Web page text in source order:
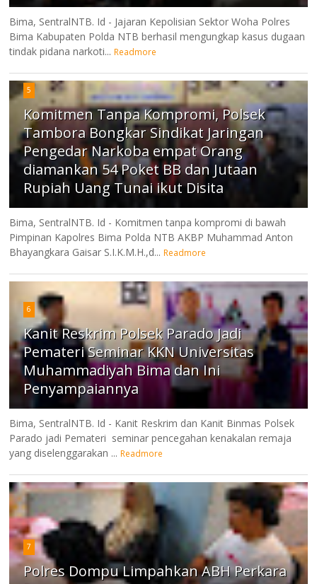
Bima, SentralNTB. Id - Jajaran Kepolisian Sektor Woha Polres
Bima Kabupaten Polda NTB berhasil mengungkap kasus dugaan
tindak pidana narkoti... Readmore
5
Komitmen Tanpa Kompromi, Polsek
Tambora Bongkar Sindikat Jaringan
Pengedar Narkoba empat Orang
diamankan 54 Poket BB dan Jutaan
Rupiah Uang Tunai ikut Disita
Bima, SentralNTB. Id - Komitmen tanpa kompromi di bawah
Pimpinan Kapolres Bima Polda NTB AKBP Muhammad Anton
Bhayangkara Gaisar S.I.K.M.H.,d... Readmore
6
Kanit Reskrim Polsek Parado Jadi
Pemateri Seminar KKN Universitas
Muhammadiyah Bima dan Ini
Penyampaiannya
Bima, SentralNTB. Id - Kanit Reskrim dan Kanit Binmas Polsek
Parado jadi Pemateri seminar pencegahan kenakalan remaja
yang diselenggarakan ... Readmore
7
Polres Dompu Limpahkan ABH Perkara